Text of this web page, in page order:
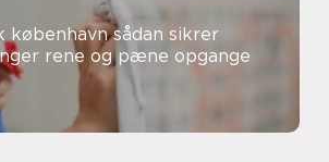
sådan sikrer
rene og pæne opgange